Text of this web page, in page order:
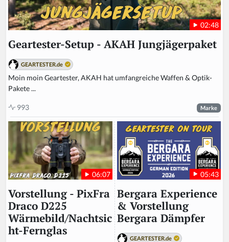
02:48
Geartester-Setup - AKAH Jungjägerpaket
GEARTESTER.de
Moin moin Geartester, AKAH hat umfangreiche Waffen & Optik-
Pakete ...
993 Marke
06:07
Vorstellung - PixFra
Draco D225
Wärmebild/Nachtsic
ht-Fernglas
05:43
Bergara Experience
& Vorstellung
Bergara Dämpfer
GEARTESTER.de